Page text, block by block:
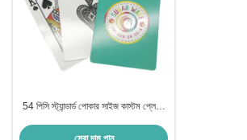
54 পিসি স্ট্যান্ডার্ড পোকার সাইজ কাস্টম প্লেয়িং